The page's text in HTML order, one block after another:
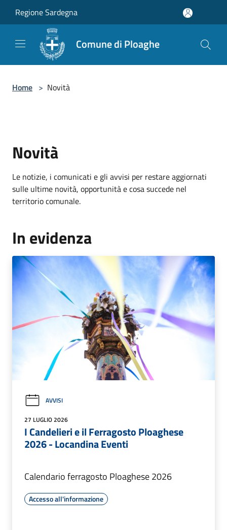
Regione Sardegna
Comune di Ploaghe
Home > Novità
Novità
Le notizie, i comunicati e gli avvisi per restare aggiornati
sulle ultime novità, opportunità e cosa succede nel
territorio comunale.
In evidenza
AVVISI
27 LUGLIO 2026
I Candelieri e il Ferragosto Ploaghese
2026 - Locandina Eventi
Calendario ferragosto Ploaghese 2026
Accesso all'informazione